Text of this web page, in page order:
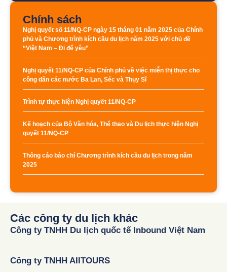
Chính sách
Nghị quyết số 11/NQ-CP ngày 15 tháng 01 năm 2025 của Chính
phủ và Chương trình kích cầu du lịch năm 2025 với chủ đề
“Việt Nam – Đi để yêu”
Nghị quyết 11/NQ-CP của Chính phủ về việc miễn thị thực cho
công dân các nước Ba Lan, Séc và Thụy Sĩ
Trình tự thực hiện Nghị quyết 11/NQ-CP
Kế hoạch của Bộ Văn hóa, Thể thao và Du lịch thực hiện Nghị
quyết 11/NQ-CP
Thông cáo báo chí Chương trình kích cầu du lịch trong năm
2025
Các công ty du lịch khác
Công ty TNHH Du lịch quốc tế Inbound Việt Nam
Công ty TNHH AIITOURS